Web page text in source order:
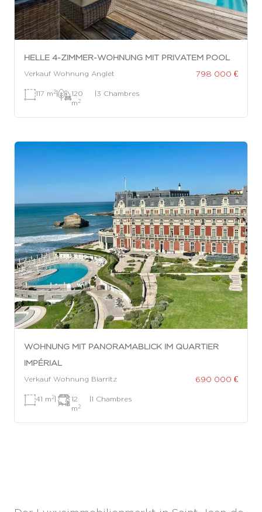
HELLE 4-ZIMMER-WOHNUNG MIT PRIVATEM POOL
Verkauf Wohnung Anglet 798 000 €
117 m 2|
120
m 2
|3 Chambres
WOHNUNG MIT PANORAMABLICK IM QUARTIER
IMPÉRIAL
Verkauf Wohnung Biarritz 690 000 €
41 m 2|
12
m 2
|1 Chambres